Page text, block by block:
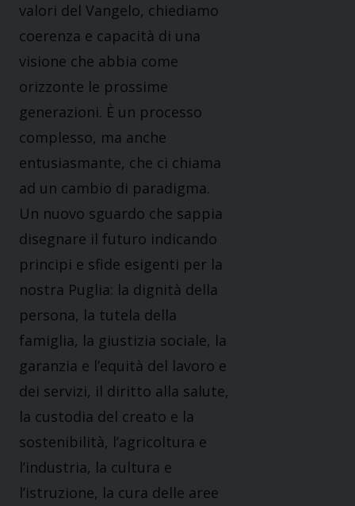
valori del Vangelo, chiediamo
coerenza e capacità di una
visione che abbia come
orizzonte le prossime
generazioni. È un processo
complesso, ma anche
entusiasmante, che ci chiama
ad un cambio di paradigma.
Un nuovo sguardo che sappia
disegnare il futuro indicando
principi e sfide esigenti per la
nostra Puglia: la dignità della
persona, la tutela della
famiglia, la giustizia sociale, la
garanzia e l’equità del lavoro e
dei servizi, il diritto alla salute,
la custodia del creato e la
sostenibilità, l’agricoltura e
l’industria, la cultura e
l’istruzione, la cura delle aree